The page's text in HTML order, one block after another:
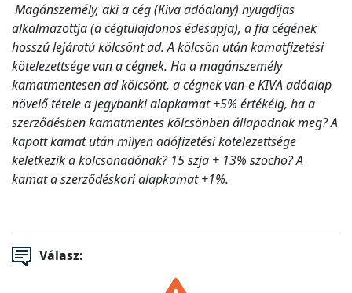
Magánszemély, aki a cég (Kiva adóalany) nyugdíjas
alkalmazottja (a cégtulajdonos édesapja), a fia cégének
hosszú lejáratú kölcsönt ad. A kölcsön után kamatfizetési
kötelezettsége van a cégnek. Ha a magánszemély
kamatmentesen ad kölcsönt, a cégnek van-e KIVA adóalap
növelő tétele a jegybanki alapkamat +5% értékéig, ha a
szerződésben kamatmentes kölcsönben állapodnak meg? A
kapott kamat után milyen adófizetési kötelezettsége
keletkezik a kölcsönadónak? 15 szja + 13% szocho? A
kamat a szerződéskori alapkamat +1%.
Válasz: